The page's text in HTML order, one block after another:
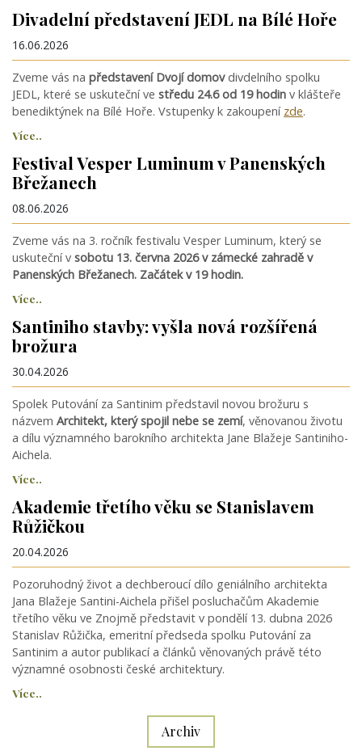
Divadelní představení JEDL na Bílé Hoře
16.06.2026
Zveme vás na představení Dvojí domovdivdelního spolku
JEDL, které se uskuteční ve středu 24.6 od 19 hodin v klášteře
benediktýnek na Bílé Hoře. Vstupenky k zakoupení zde.
Více..
Festival Vesper Luminum v Panenských
Břežanech
08.06.2026
Zveme vás na 3. ročník festivalu Vesper Luminum, který se
uskuteční v sobotu 13. června 2026 v zámecké zahradě v
Panenských Břežanech. Začátek v 19 hodin.
Více..
Santiniho stavby: vyšla nová rozšířená
brožura
30.04.2026
Spolek Putování za Santinim představil novou brožuru s
názvem Architekt, který spojil nebe se zemí, věnovanou životu
a dílu významného barokního architekta Jane Blažeje Santiniho-
Aichela.
Více..
Akademie třetího věku se Stanislavem
Růžičkou
20.04.2026
Pozoruhodný život a dechberoucí dílo geniálního architekta
Jana Blažeje Santini-Aichela přišel posluchačům Akademie
třetího věku ve Znojmě představit v pondělí 13. dubna 2026
Stanislav Růžička, emeritní předseda spolku Putování za
Santinim a autor publikací a článků věnovaných právě této
významné osobnosti české architektury.
Více..
Archiv